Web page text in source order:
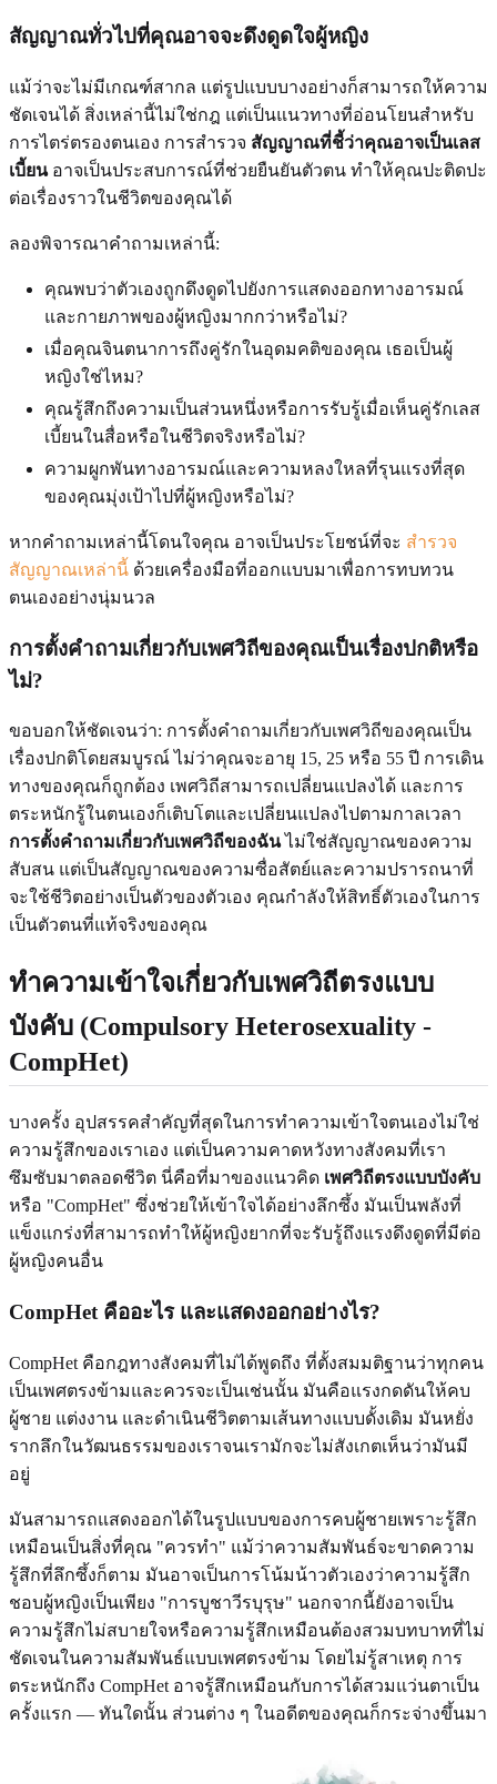
สัญญาณทั่วไปที่คุณอาจจะดึงดูดใจผู้หญิง
แม้ว่าจะไม่มีเกณฑ์สากล แต่รูปแบบบางอย่างก็สามารถให้ความ
ชัดเจนได้ สิ่งเหล่านี้ไม่ใช่กฎ แต่เป็นแนวทางที่อ่อนโยนสำหรับ
การไตร่ตรองตนเอง การสำรวจ สัญญาณที่ชี้ว่าคุณอาจเป็นเลส
เบี้ยนอาจเป็นประสบการณ์ที่ช่วยยืนยันตัวตน ทำให้คุณปะติดปะ
ต่อเรื่องราวในชีวิตของคุณได้
ลองพิจารณาคำถามเหล่านี้:
คุณพบว่าตัวเองถูกดึงดูดไปยังการแสดงออกทางอารมณ์
และกายภาพของผู้หญิงมากกว่าหรือไม่?
เมื่อคุณจินตนาการถึงคู่รักในอุดมคติของคุณ เธอเป็นผู้
หญิงใช่ไหม?
คุณรู้สึกถึงความเป็นส่วนหนึ่งหรือการรับรู้เมื่อเห็นคู่รักเลส
เบี้ยนในสื่อหรือในชีวิตจริงหรือไม่?
ความผูกพันทางอารมณ์และความหลงใหลที่รุนแรงที่สุด
ของคุณมุ่งเป้าไปที่ผู้หญิงหรือไม่?
หากคำถามเหล่านี้โดนใจคุณ อาจเป็นประโยชน์ที่จะ สำรวจ
สัญญาณเหล่านี้ ด้วยเครื่องมือที่ออกแบบมาเพื่อการทบทวน
ตนเองอย่างนุ่มนวล
การตั้งคำถามเกี่ยวกับเพศวิถีของคุณเป็นเรื่องปกติหรือ
ไม่?
ขอบอกให้ชัดเจนว่า: การตั้งคำถามเกี่ยวกับเพศวิถีของคุณเป็น
เรื่องปกติโดยสมบูรณ์ ไม่ว่าคุณจะอายุ 15, 25 หรือ 55 ปี การเดิน
ทางของคุณก็ถูกต้อง เพศวิถีสามารถเปลี่ยนแปลงได้ และการ
ตระหนักรู้ในตนเองก็เติบโตและเปลี่ยนแปลงไปตามกาลเวลา
การตั้งคำถามเกี่ยวกับเพศวิถีของฉันไม่ใช่สัญญาณของความ
สับสน แต่เป็นสัญญาณของความซื่อสัตย์และความปรารถนาที่
จะใช้ชีวิตอย่างเป็นตัวของตัวเอง คุณกำลังให้สิทธิ์ตัวเองในการ
เป็นตัวตนที่แท้จริงของคุณ
ทำความเข้าใจเกี่ยวกับเพศวิถีตรงแบบ
บังคับ (Compulsory Heterosexuality -
CompHet)
บางครั้ง อุปสรรคสำคัญที่สุดในการทำความเข้าใจตนเองไม่ใช่
ความรู้สึกของเราเอง แต่เป็นความคาดหวังทางสังคมที่เรา
ซึมซับมาตลอดชีวิต นี่คือที่มาของแนวคิด เพศวิถีตรงแบบบังคับ
หรือ "CompHet" ซึ่งช่วยให้เข้าใจได้อย่างลึกซึ้ง มันเป็นพลังที่
แข็งแกร่งที่สามารถทำให้ผู้หญิงยากที่จะรับรู้ถึงแรงดึงดูดที่มีต่อ
ผู้หญิงคนอื่น
CompHet คืออะไร และแสดงออกอย่างไร?
CompHet คือกฎทางสังคมที่ไม่ได้พูดถึง ที่ตั้งสมมติฐานว่าทุกคน
เป็นเพศตรงข้ามและควรจะเป็นเช่นนั้น มันคือแรงกดดันให้คบ
ผู้ชาย แต่งงาน และดำเนินชีวิตตามเส้นทางแบบดั้งเดิม มันหยั่ง
รากลึกในวัฒนธรรมของเราจนเรามักจะไม่สังเกตเห็นว่ามันมี
อยู่
มันสามารถแสดงออกได้ในรูปแบบของการคบผู้ชายเพราะรู้สึก
เหมือนเป็นสิ่งที่คุณ "ควรทำ" แม้ว่าความสัมพันธ์จะขาดความ
รู้สึกที่ลึกซึ้งก็ตาม มันอาจเป็นการโน้มน้าวตัวเองว่าความรู้สึก
ชอบผู้หญิงเป็นเพียง "การบูชาวีรบุรุษ" นอกจากนี้ยังอาจเป็น
ความรู้สึกไม่สบายใจหรือความรู้สึกเหมือนต้องสวมบทบาทที่ไม่
ชัดเจนในความสัมพันธ์แบบเพศตรงข้าม โดยไม่รู้สาเหตุ การ
ตระหนักถึง CompHet อาจรู้สึกเหมือนกับการได้สวมแว่นตาเป็น
ครั้งแรก — ทันใดนั้น ส่วนต่าง ๆ ในอดีตของคุณก็กระจ่างขึ้นมา